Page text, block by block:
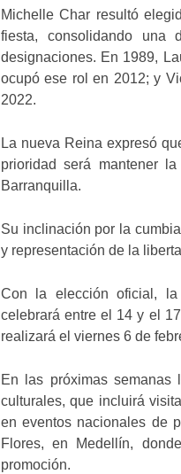
Michelle Char resultó
fiesta, consolidando una
designaciones. En 1989,
ocupó ese rol en 2012; y
2022.
La nueva Reina expresó
prioridad será mantener
Barranquilla.
Su inclinación por la
y representación de la
Con la elección oficial,
celebrará entre el 14 y el
realizará el viernes 6 de
En las próximas
culturales, que incluirá
en eventos nacionales de
Flores, en Medellín,
promoción.